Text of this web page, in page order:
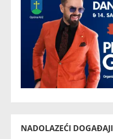
NADOLAZEĆI DOGAĐAJI